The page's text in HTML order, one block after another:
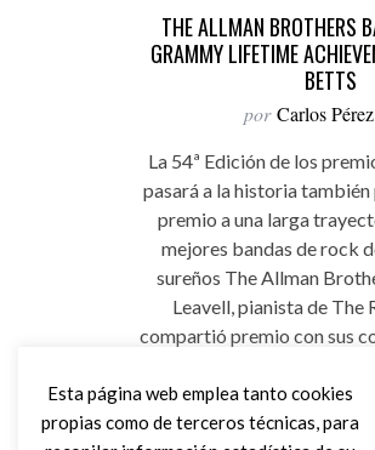
THE ALLMAN BROTHERS
GRAMMY LIFETIME
BETTS
por Carlos
La 54ª Edición de los
pasará a la historia
premio a una larga
mejores bandas de rock
sureños The Allman
Leavell, pianista de The
compartió premio con sus
Allman
Esta página web emplea tanto cookies
propias como de terceros técnicas, para